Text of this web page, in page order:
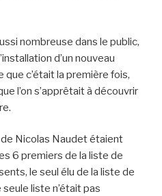
nombreuse dans le public,
d’un nouveau
que c’était la première fois,
l’on s’apprêtait à découvrir
Nicolas Naudet étaient
6 premiers de la liste de
le seul élu de la liste de
liste n’était pas